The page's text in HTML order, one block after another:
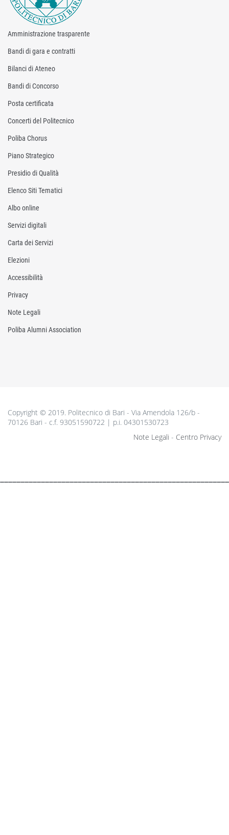
Amministrazione trasparente
Bandi di gara e contratti
Bilanci di Ateneo
Bandi di Concorso
Posta certificata
Concerti del Politecnico
Poliba Chorus
Piano Strategico
Presidio di Qualità
Elenco Siti Tematici
Albo online
Servizi digitali
Carta dei Servizi
Elezioni
Accessibilità
Privacy
Note Legali
Poliba Alumni Association
Copyright © 2019. Politecnico di Bari - Via Amendola 126/b -
70126 Bari - c.f. 93051590722 | p.i. 04301530723
Note Legali - Centro Privacy